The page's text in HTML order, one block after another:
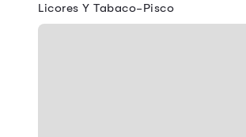
Licores Y Tabaco-Pisco